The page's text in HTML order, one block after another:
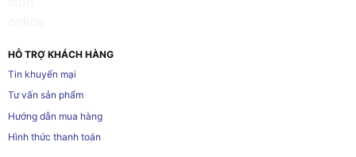
HỖ TRỢ KHÁCH HÀNG
Tin khuyến mại
Tư vấn sản phẩm
Hướng dẫn mua hàng
Hình thức thanh toán